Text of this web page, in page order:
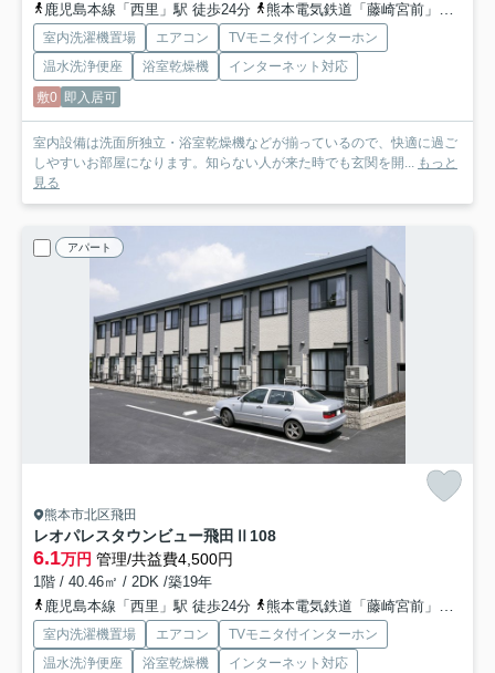
鹿児島本線「西里」駅 徒歩24分 熊本電気鉄道「藤崎宮前」駅 バス34分 「外沖」 停歩5分
室内洗濯機置場 エアコン
TVモニタ付インターホン
温水洗浄便座
浴室乾燥機
インターネット対応
敷0 即入居可
室内設備は洗面所独立・浴室乾燥機などが揃っているので、快適に過ご
しやすいお部屋になります。知らない人が来た時でも玄関を開... もっと
見る
アパート
熊本市北区飛田
レオパレスタウンビュー飛田Ⅱ 108
6.1万円 管理/共益費4,500円
1階 / 40.46㎡ / 2DK /築19年
鹿児島本線「西里」駅 徒歩24分
熊本電気鉄道「藤崎宮前」駅 バス34分 「外沖」 停歩5分
室内洗濯機置場 エアコン
TVモニタ付インターホン
温水洗浄便座
浴室乾燥機
インターネット対応